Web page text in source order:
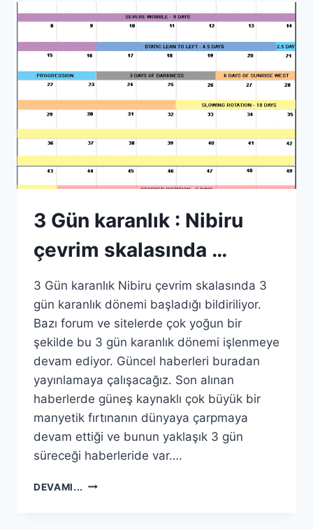
EYLÜLDE
3 Gün karanlık : Nibiru
çevrim skalasında …
3 Gün karanlık Nibiru çevrim skalasında 3
gün karanlık dönemi başladığı bildiriliyor.
Bazı forum ve sitelerde çok yoğun bir
şekilde bu 3 gün karanlık dönemi işlenmeye
devam ediyor. Güncel haberleri buradan
yayınlamaya çalışacağız. Son alınan
haberlerde güneş kaynaklı çok büyük bir
manyetik fırtınanın dünyaya çarpmaya
devam ettiği ve bunun yaklaşık 3 gün
süreceği haberleride var….
DEVAMI... 3